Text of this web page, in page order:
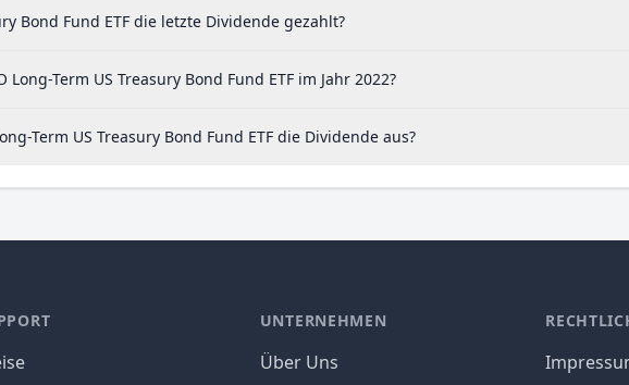
Bond Fund ETF die letzte Dividende gezahlt?
Term US Treasury Bond Fund ETF im Jahr 2022?
Term US Treasury Bond Fund ETF die Dividende aus?
UNTERNEHMEN
Über Uns